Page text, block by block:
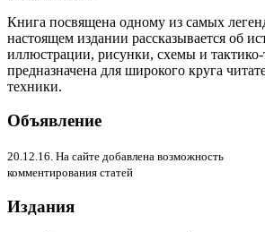
Книга посвящена одному из самых
настоящем издании рассказывается об
иллюстрации, рисунки, схемы и
предназначена для широкого круга
техники.
Объявление
20.12.16. На сайте добавлена возможность
комментирования статей
Издания